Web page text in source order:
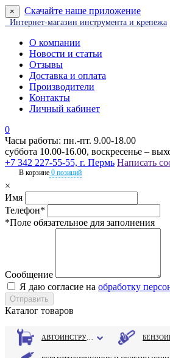
× Скачайте наше приложение
Интернет-магазин инструмента и крепежа
О компании
Новости и статьи
Отзывы
Доставка и оплата
Производители
Контакты
Личный кабинет
0
Часы работы: пн.-пт. 9.00-18.00
суббота 10.00-16.00, воскресенье –
+7 342 227-55-55, г. Пермь Написать
В корзине 0 позиций
×
Имя
Телефон*
*Поле обязательное для заполнения
Сообщение
Я даю согласие на обработку
Каталог товаров